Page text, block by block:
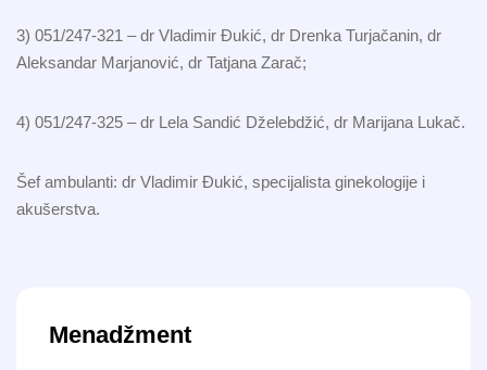
Menadžment
3) 051/247-321 – dr Vladimir Đukić, dr Drenka Turjačanin, dr
Aleksandar Marjanović, dr Tatjana Zarač;
4) 051/247-325 – dr Lela Sandić Dželebdžić, dr Marijana Lukač.
Šef ambulanti: dr Vladimir Đukić, specijalista ginekologije i
akušerstva.